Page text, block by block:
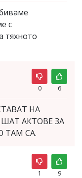
с
тяхното
0 6
НА
АКТОВЕ ЗА
ТАМ СА.
1 9